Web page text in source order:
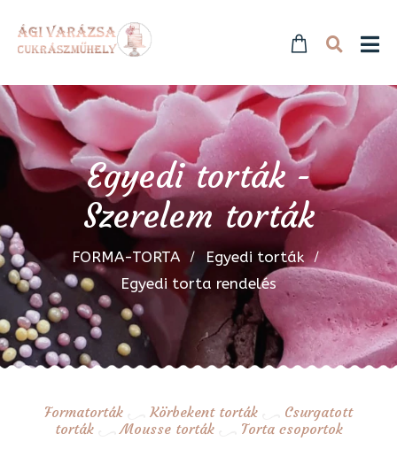
Egyedi torták -
Szerelem torták
FORMA-TORTA
Egyedi torták
Egyedi torta rendelés
Formatorták Körbekent torták
Csurgatott
torták
Mousse torták Torta csoportok